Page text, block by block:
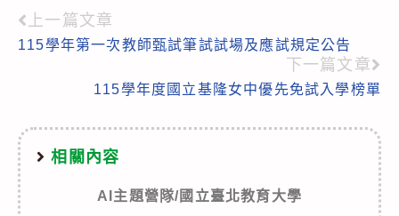
Read
more
articles
上一篇文章
115學年第一次教師甄試筆試試場及應試規定公告
下一篇文章
115學年度國立基隆女中優先免試入學榜單
相關內容
AI主題營隊/國立臺北教育大學